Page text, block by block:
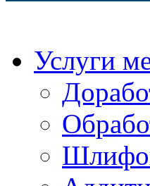
Услуги